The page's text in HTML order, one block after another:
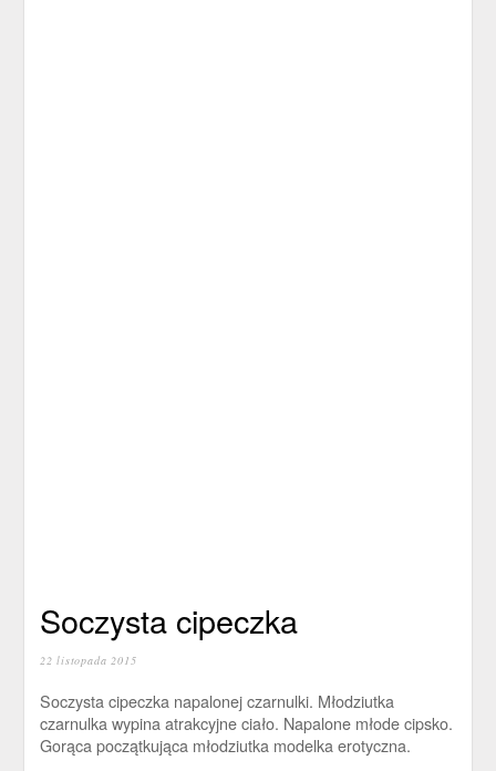
Soczysta cipeczka
22 listopada 2015
Soczysta cipeczka napalonej czarnulki. Młodziutka
czarnulka wypina atrakcyjne ciało. Napalone młode cipsko.
Gorąca początkująca młodziutka modelka erotyczna.